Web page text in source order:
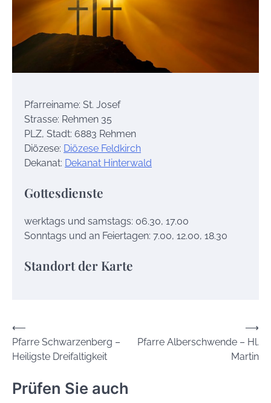
Pfarreiname: St. Josef
Strasse: Rehmen 35
PLZ, Stadt: 6883 Rehmen
Diözese: Diözese Feldkirch
Dekanat: Dekanat Hinterwald
Gottesdienste
werktags und samstags: 06.30, 17.00
Sonntags und an Feiertagen: 7.00, 12.00, 18.30
Standort der Karte
Beitrags-
Navigation
⟵
Pfarre Schwarzenberg –
Heiligste Dreifaltigkeit
Pfarre Alberschwende – Hl.
Martin
⟶
Prüfen Sie auch